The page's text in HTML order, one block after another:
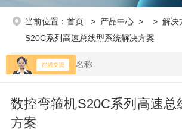
当前位置： 首页 > 产品中心> > 解决
S20C系列高速总线型系统解决方案
数控弯箍机S20C系列高速总
方案